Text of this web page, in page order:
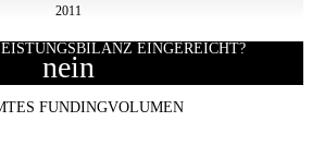
2011
EINGEREICHT?
nein
FUNDINGVOLUMEN